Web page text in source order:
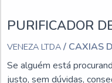
PURIFICADOR
VENEZA LTDA / CAXIAS
Se alguém está
justo, sem dúvidas,